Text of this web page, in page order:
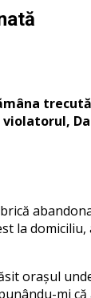
la
orașul
mi